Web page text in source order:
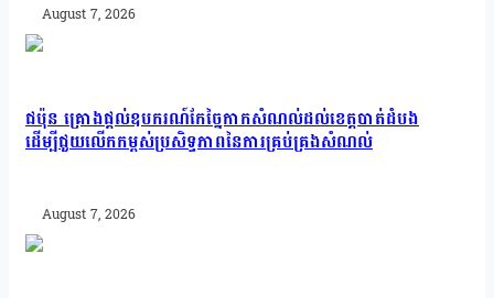
August 7, 2026
ជប៉ុន គ្រោងផ្តល់ឧបករណ៍កែច្នៃកាកសំណល់ដល់ខេត្តបាត់ដំបង
ដើម្បីជួយលើកកម្ពស់ប្រសិទ្ធភាពនៃការគ្រប់គ្រងសំណល់
August 7, 2026